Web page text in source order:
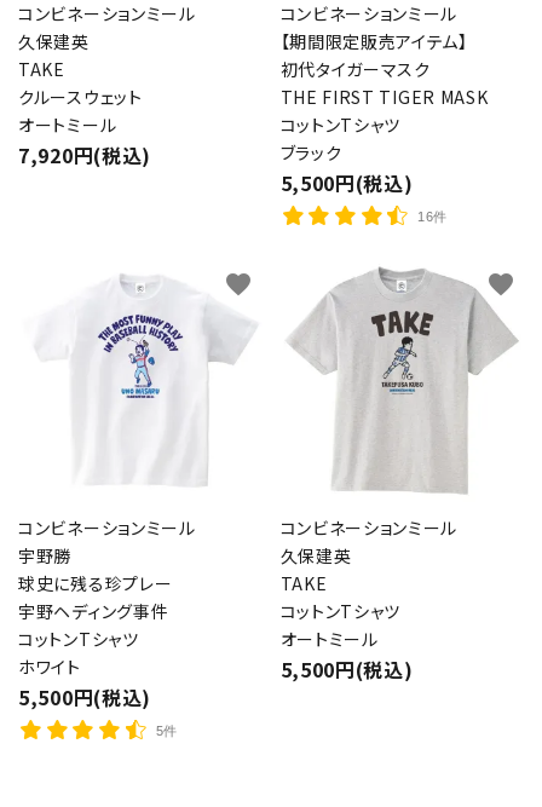
コンビネーションミール
久保建英
TAKE
クルースウェット
オートミール
7,920円(税込)
コンビネーションミール
【期間限定販売アイテム】
初代タイガーマスク
THE FIRST TIGER MASK
コットンTシャツ
ブラック
5,500円(税込)
16件
コンビネーションミール
宇野勝
球史に残る珍プレー
宇野ヘディング事件
コットンTシャツ
ホワイト
5,500円(税込)
5件
favorite
コンビネーションミール
久保建英
TAKE
コットンTシャツ
オートミール
5,500円(税込)
favorite